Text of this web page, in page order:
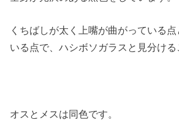
くちばしが太く上嘴が曲がっている
いる点で、ハシボソガラスと見分ける
オスとメスは同色です。